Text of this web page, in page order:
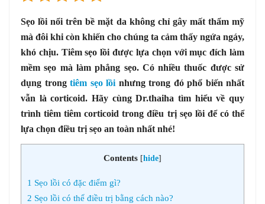
Sẹo lồi nổi trên bề mặt da không chỉ gây mất thẩm mỹ
mà đôi khi còn khiến cho chúng ta cảm thấy ngứa ngáy,
khó chịu. Tiêm sẹo lồi được lựa chọn với mục đích làm
mềm sẹo mà làm phẳng sẹo. Có nhiều thuốc được sử
dụng trong tiêm sẹo lồi nhưng trong đó phổ biến nhất
vẫn là corticoid. Hãy cùng Dr.thaiha tìm hiểu về quy
trình tiêm tiêm corticoid trong điều trị sẹo lồi để có thể
lựa chọn điều trị sẹo an toàn nhất nhé!
Contents [hide]
1 Sẹo lồi có đặc điểm gì?
2 Sẹo lồi có thể điều trị bằng cách nào?